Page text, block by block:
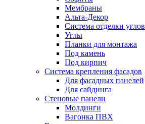
Мембраны
Альта-Декор
Система отделки углов
Углы
Планки для монтажа
Под камень
Под кирпич
Система крепления фасадов
Для фасадных панелей
Для сайдинга
Стеновые панели
Молдинги
Вагонка ПВХ